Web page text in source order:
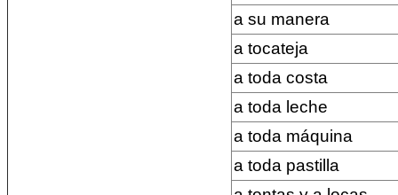
a su manera
a tocateja
a toda costa
a toda leche
a toda máquina
a toda pastilla